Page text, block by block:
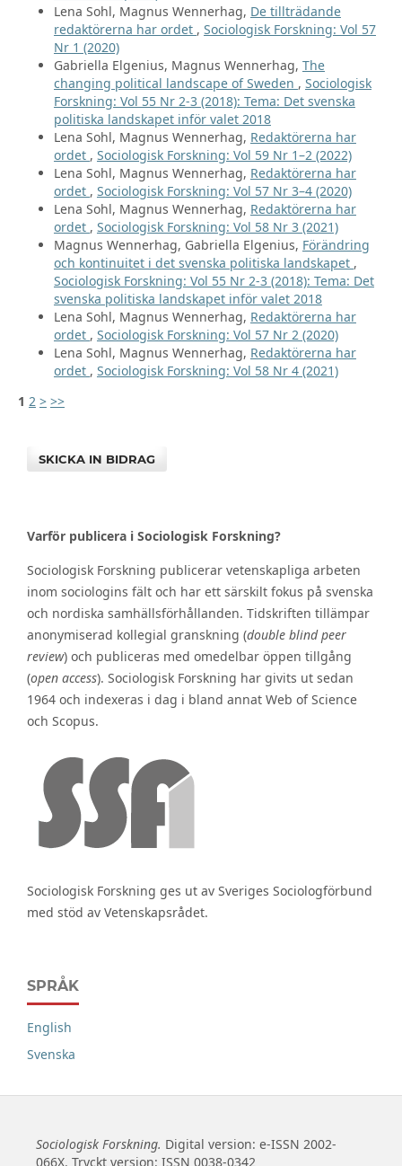
Lena Sohl, Magnus Wennerhag, De tillträdande
redaktörerna har ordet , Sociologisk Forskning: Vol 57
Nr 1 (2020)
Gabriella Elgenius, Magnus Wennerhag, The
changing political landscape of Sweden , Sociologisk
Forskning: Vol 55 Nr 2-3 (2018): Tema: Det svenska
politiska landskapet inför valet 2018
Lena Sohl, Magnus Wennerhag, Redaktörerna har
ordet , Sociologisk Forskning: Vol 59 Nr 1–2 (2022)
Lena Sohl, Magnus Wennerhag, Redaktörerna har
ordet , Sociologisk Forskning: Vol 57 Nr 3–4 (2020)
Lena Sohl, Magnus Wennerhag, Redaktörerna har
ordet , Sociologisk Forskning: Vol 58 Nr 3 (2021)
Magnus Wennerhag, Gabriella Elgenius, Förändring
och kontinuitet i det svenska politiska landskapet ,
Sociologisk Forskning: Vol 55 Nr 2-3 (2018): Tema: Det
svenska politiska landskapet inför valet 2018
Lena Sohl, Magnus Wennerhag, Redaktörerna har
ordet , Sociologisk Forskning: Vol 57 Nr 2 (2020)
Lena Sohl, Magnus Wennerhag, Redaktörerna har
ordet , Sociologisk Forskning: Vol 58 Nr 4 (2021)
1 2 > >>
SKICKA IN BIDRAG
Varför publicera i Sociologisk Forskning?
Sociologisk Forskning publicerar vetenskapliga arbeten
inom sociologins fält och har ett särskilt fokus på svenska
och nordiska samhällsförhållanden. Tidskriften tillämpar
anonymiserad kollegial granskning (double blind peer
review) och publiceras med omedelbar öppen tillgång
(open access). Sociologisk Forskning har givits ut sedan
1964 och indexeras i dag i bland annat Web of Science
och Scopus.
Sociologisk Forskning ges ut av Sveriges Sociologförbund
med stöd av Vetenskapsrådet.
SPRÅK
English
Svenska
Sociologisk Forskning. Digital version: e-ISSN 2002-
066X. Tryckt version: ISSN 0038-0342